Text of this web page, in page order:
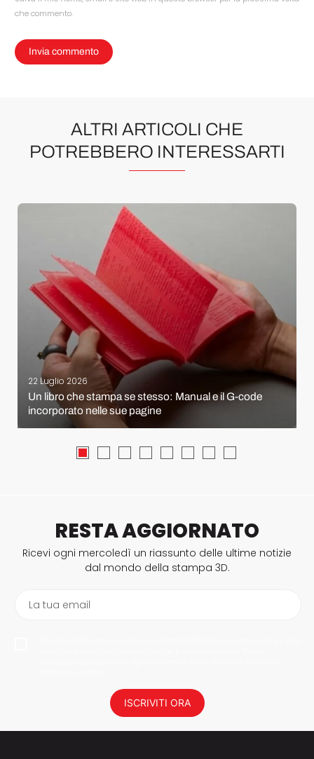
che commento.
ALTRI ARTICOLI CHE
POTREBBERO INTERESSARTI
22 Luglio 2026
Un libro che stampa se stesso: Manual e il G-code
incorporato nelle sue pagine
RESTA AGGIORNATO
Ricevi ogni mercoledì un riassunto delle ultime notizie
dal mondo della stampa 3D.
La tua email
ISCRIVITI ORA